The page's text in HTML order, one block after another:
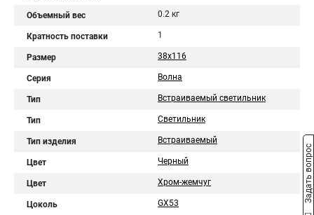
Объемный вес 0.2 кг
Кратность поставки 1
Размер 38x116
Серия Волна
Тип Встраиваемый светильник
Тип Светильник
Тип изделия Встраиваемый
Цвет Черный
Цвет Хром-жемчуг
Цоколь GX53 Задать вопрос